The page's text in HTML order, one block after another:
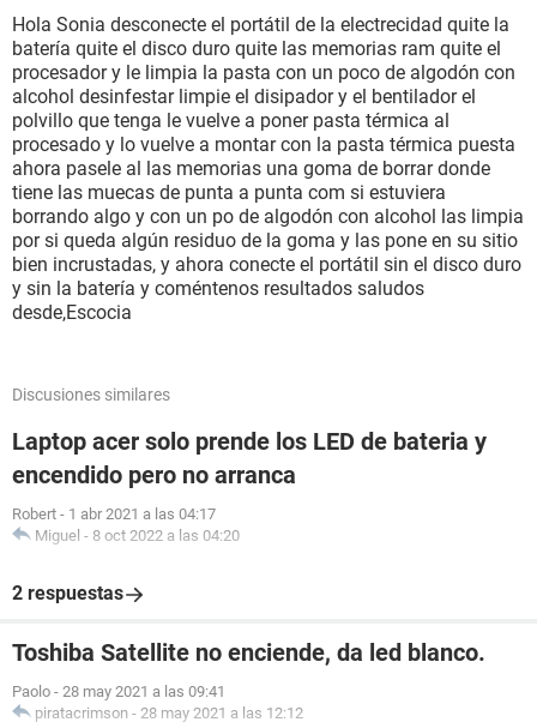
Hola Sonia desconecte el portátil de la electrecidad quite la
batería quite el disco duro quite las memorias ram quite el
procesador y le limpia la pasta con un poco de algodón con
alcohol desinfestar limpie el disipador y el bentilador el
polvillo que tenga le vuelve a poner pasta térmica al
procesado y lo vuelve a montar con la pasta térmica puesta
ahora pasele al las memorias una goma de borrar donde
tiene las muecas de punta a punta com si estuviera
borrando algo y con un po de algodón con alcohol las limpia
por si queda algún residuo de la goma y las pone en su sitio
bien incrustadas, y ahora conecte el portátil sin el disco duro
y sin la batería y coméntenos resultados saludos
desde,Escocia
Discusiones similares
Laptop acer solo prende los LED de bateria y
encendido pero no arranca
Robert - 1 abr 2021 a las 04:17
Miguel - 8 oct 2022 a las 04:20
2 respuestas
Toshiba Satellite no enciende, da led blanco.
Paolo - 28 may 2021 a las 09:41
piratacrimson - 28 may 2021 a las 12:12